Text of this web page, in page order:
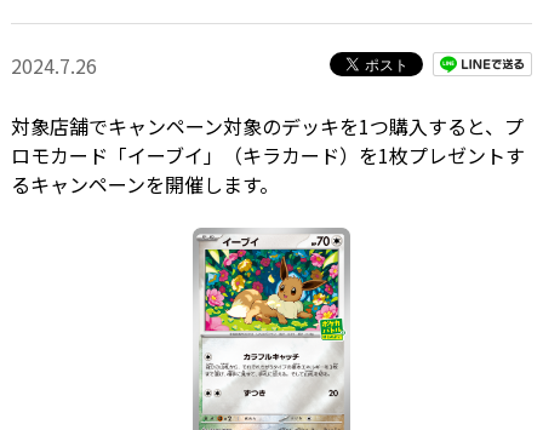
2024.7.26
対象店舗でキャンペーン対象のデッキを1つ購入すると、プ
ロモカード「イーブイ」（キラカード）を1枚プレゼントす
るキャンペーンを開催します。